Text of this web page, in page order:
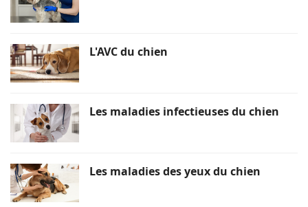
L'AVC du chien
Les maladies infectieuses du chien
Les maladies des yeux du chien